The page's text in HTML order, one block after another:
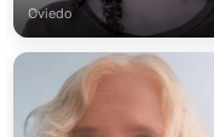
Oviedo